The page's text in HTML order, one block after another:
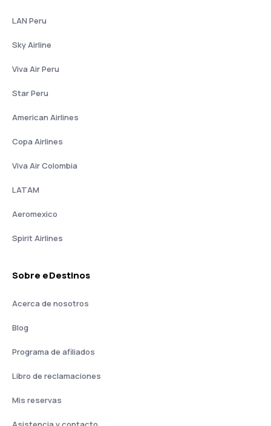
LAN Peru
Sky Airline
Viva Air Peru
Star Peru
American Airlines
Copa Airlines
Viva Air Colombia
LATAM
Aeromexico
Spirit Airlines
Sobre eDestinos
Acerca de nosotros
Blog
Programa de afiliados
Libro de reclamaciones
Mis reservas